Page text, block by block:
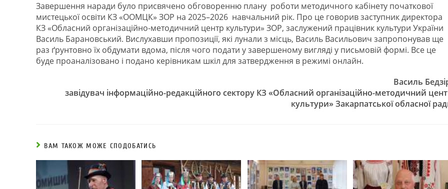
Завершення наради було присвячено обговоренню плану роботи методичного кабінету початкової
мистецької освіти КЗ «ООМЦК» ЗОР на 2025–2026 навчальний рік. Про це говорив заступник директора
КЗ «Обласний організаційно-методичний центр культури» ЗОР, заслужений працівник культури України
Василь Барановський. Вислухавши пропозиції, які лунали з місць, Василь Васильович запропонував ще
раз ґрунтовно їх обдумати вдома, після чого подати у завершеному вигляді у письмовій формі. Все це
буде проаналізовано і подано керівникам шкіл для затвердження в режимі онлайн.
Василь
завідувач інформаційно-редакційного сектору КЗ «Обласний організаційно-методичний
культури» Закарпатської обласної
ВАМ ТАКОЖ МОЖЕ СПОДОБАТИСЬ